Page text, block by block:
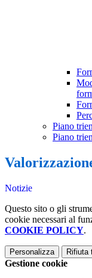
Piano
Piano
Notizie
Questo sito o gli
cookie necessari al
COOKIE POLICY.
Personalizza Rifiuta
Gestione cookie